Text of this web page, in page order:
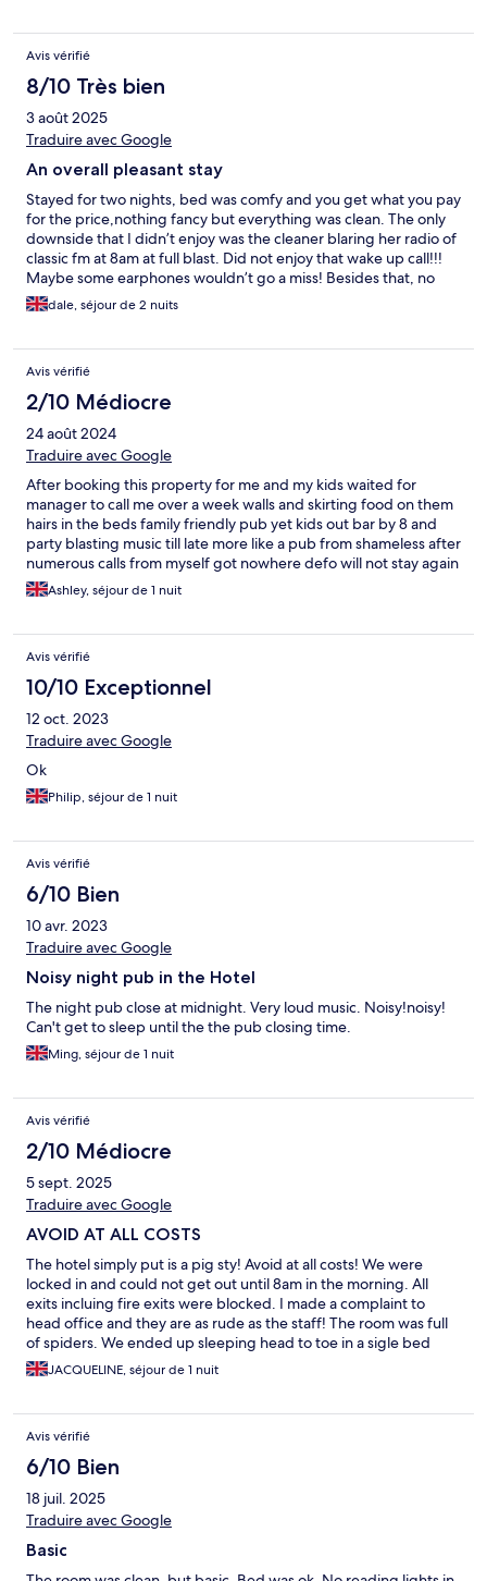
Avis vérifié
8/10 Très bien
3 août 2025
Traduire avec Google
An overall pleasant stay
Stayed for two nights, bed was comfy and you get what you pay
for the price,nothing fancy but everything was clean. The only
downside that I didn’t enjoy was the cleaner blaring her radio of
classic fm at 8am at full blast. Did not enjoy that wake up call!!!
Maybe some earphones wouldn’t go a miss! Besides that, no
complaints what so ever!
dale, séjour de 2 nuits
Avis vérifié
2/10 Médiocre
24 août 2024
Traduire avec Google
After booking this property for me and my kids waited for
manager to call me over a week walls and skirting food on them
hairs in the beds family friendly pub yet kids out bar by 8 and
party blasting music till late more like a pub from shameless after
numerous calls from myself got nowhere defo will not stay again
Ashley, séjour de 1 nuit
Avis vérifié
10/10 Exceptionnel
12 oct. 2023
Traduire avec Google
Ok
Philip, séjour de 1 nuit
Avis vérifié
6/10 Bien
10 avr. 2023
Traduire avec Google
Noisy night pub in the Hotel
The night pub close at midnight. Very loud music. Noisy!noisy!
Can't get to sleep until the the pub closing time.
Ming, séjour de 1 nuit
Avis vérifié
2/10 Médiocre
5 sept. 2025
Traduire avec Google
AVOID AT ALL COSTS
The hotel simply put is a pig sty! Avoid at all costs! We were
locked in and could not get out until 8am in the morning. All
exits incluing fire exits were blocked. I made a complaint to
head office and they are as rude as the staff! The room was full
of spiders. We ended up sleeping head to toe in a sigle bed
(had booked a twin room) and as I said we could not leave the
property as exits were locked. Refused a refund even with
JACQUELINE, séjour de 1 nuit
Avis vérifié
6/10 Bien
18 juil. 2025
Traduire avec Google
Basic